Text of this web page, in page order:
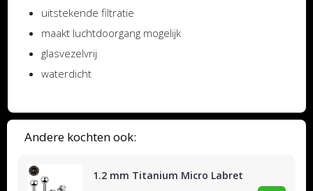
Andere kochten ook:
1.2 mm Titanium Micro Labret
uitstekende filtratie
maakt luchtdoorgang mogelijk
glasvezelvrij
waterdicht